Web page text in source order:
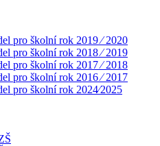
pro školní rok 2019 ⁄ 2020
pro školní rok 2018 ⁄ 2019
pro školní rok 2017 ⁄ 2018
pro školní rok 2016 ⁄ 2017
pro školní rok 2024⁄2025